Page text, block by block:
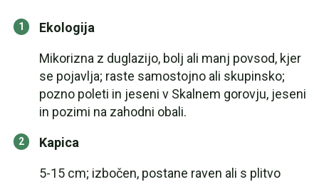
Ekologija
Mikorizna z duglazijo, bolj ali manj povsod, kjer
se pojavlja; raste samostojno ali skupinsko;
pozno poleti in jeseni v Skalnem gorovju, jeseni
in pozimi na zahodni obali.
Kapica
5-15 cm; izbočen, postane raven ali s plitvo